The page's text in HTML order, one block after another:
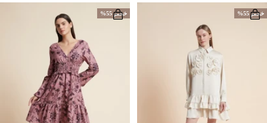
خصم 55% خصم 55%